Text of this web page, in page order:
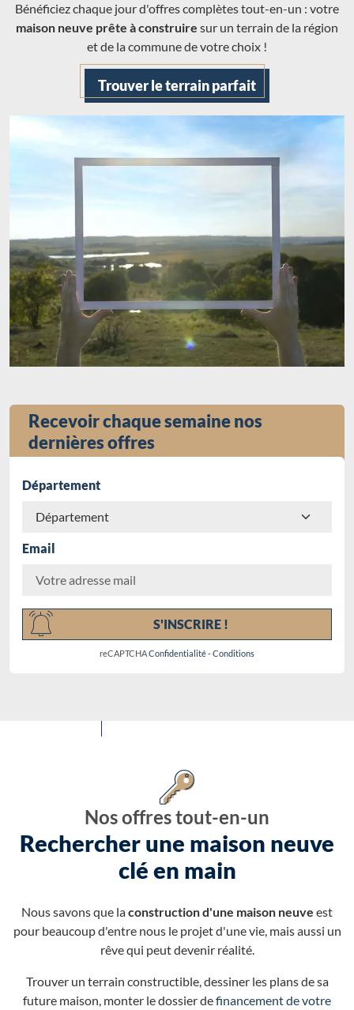
Bénéficiez chaque jour d'offres complètes tout-en-un : votre
maison neuve prête à construire sur un terrain de la région
et de la commune de votre choix !
Trouver le terrain parfait
Recevoir chaque semaine nos
dernières offres
Département
Email
S'INSCRIRE !
reCAPTCHAConfidentialité-Conditions
Nos offres tout-en-un
Rechercher une maison neuve
clé en main
Nous savons que laconstruction d'une maison neuve est
pour beaucoup d'entre nous le projet d'une vie, mais aussi un
rêve qui peut devenir réalité.
Trouver un terrain constructible, dessiner les plans de sa
future maison, monter le dossier definancement de votre